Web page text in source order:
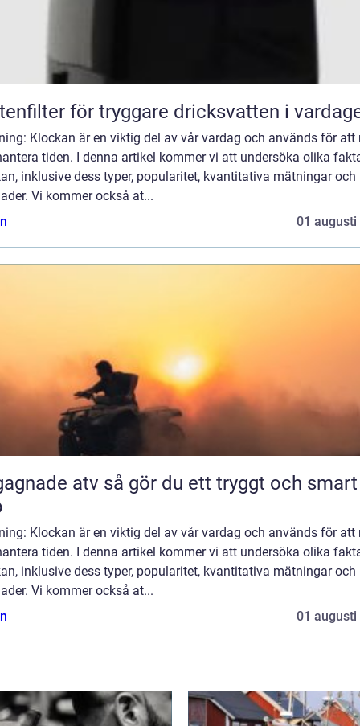
för tryggare dricksvatten i
Klockan är en viktig del av vår vardag och används för att
tiden. I denna artikel kommer vi att undersöka olika
inklusive dess typer, popularitet, kvantitativa mätningar och
Vi kommer också at...
01 augusti
atv så gör du ett tryggt och smart
Klockan är en viktig del av vår vardag och används för att
tiden. I denna artikel kommer vi att undersöka olika
inklusive dess typer, popularitet, kvantitativa mätningar och
Vi kommer också at...
01 augusti